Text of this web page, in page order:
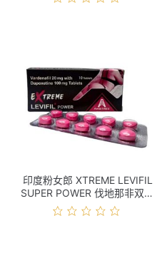
印度粉女郎 XTREME LEVIFIL
SUPER POWER 伐地那非双效
10s 价格